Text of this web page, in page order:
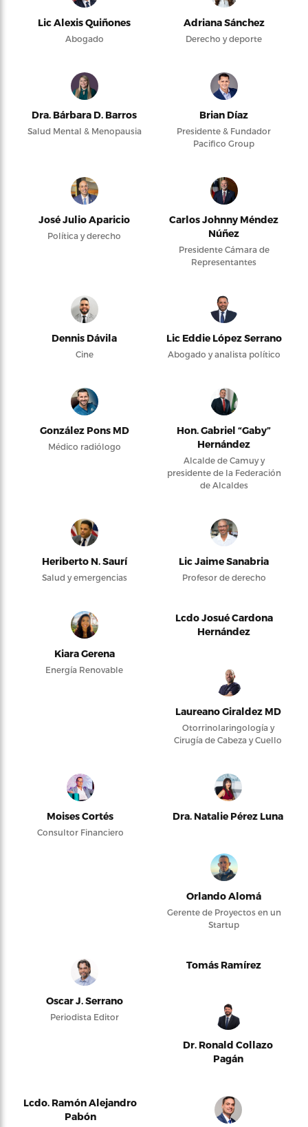
Lic Alexis Quiñones
Abogado
Adriana Sánchez
Derecho y deporte
Dra. Bárbara D. Barros
Salud Mental & Menopausia
Brian Díaz
Presidente & Fundador
Pacifico Group
José Julio Aparicio
Política y derecho
Carlos Johnny Méndez
Núñez
Presidente Cámara de
Representantes
Dennis Dávila
Cine
Lic Eddie López Serrano
Abogado y analista político
González Pons MD
Médico radiólogo
Hon. Gabriel “Gaby”
Hernández
Alcalde de Camuy y
presidente de la Federación
de Alcaldes
Heriberto N. Saurí
Salud y emergencias
Lic Jaime Sanabria
Profesor de derecho
Kiara Gerena
Energía Renovable
Lcdo Josué Cardona
Hernández
Laureano Giraldez MD
Otorrinolaringología y
Cirugía de Cabeza y Cuello
Moises Cortés
Consultor Financiero
Dra. Natalie Pérez Luna
Orlando Alomá
Gerente de Proyectos en un
Startup
Oscar J. Serrano
Periodista Editor
Tomás Ramírez
Dr. Ronald Collazo
Pagán
Lcdo. Ramón Alejandro
Pabón